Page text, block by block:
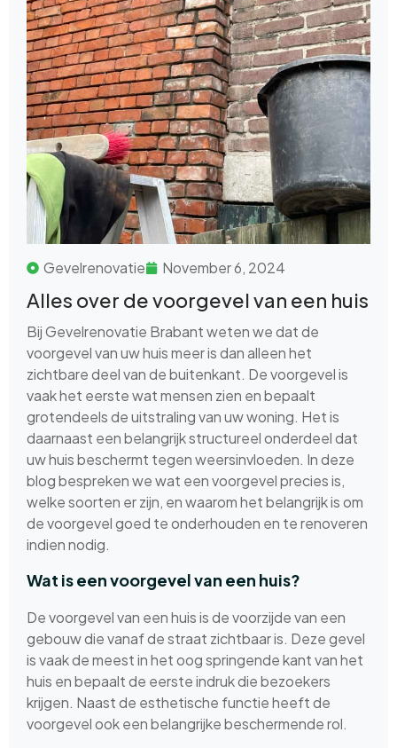
Gevelrenovatie November 6, 2024
Alles over de voorgevel van een huis
Bij Gevelrenovatie Brabant weten we dat de
voorgevel van uw huis meer is dan alleen het
zichtbare deel van de buitenkant. De voorgevel is
vaak het eerste wat mensen zien en bepaalt
grotendeels de uitstraling van uw woning. Het is
daarnaast een belangrijk structureel onderdeel dat
uw huis beschermt tegen weersinvloeden. In deze
blog bespreken we wat een voorgevel precies is,
welke soorten er zijn, en waarom het belangrijk is om
de voorgevel goed te onderhouden en te renoveren
indien nodig.
Wat is een voorgevel van een huis?
De voorgevel van een huis is de voorzijde van een
gebouw die vanaf de straat zichtbaar is. Deze gevel
is vaak de meest in het oog springende kant van het
huis en bepaalt de eerste indruk die bezoekers
krijgen. Naast de esthetische functie heeft de
voorgevel ook een belangrijke beschermende rol.